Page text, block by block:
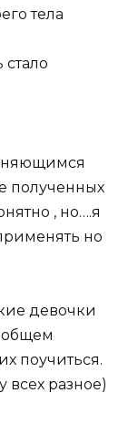
тела
стало
полученных
, но….я
но
девочки
поучиться.
всех разное)